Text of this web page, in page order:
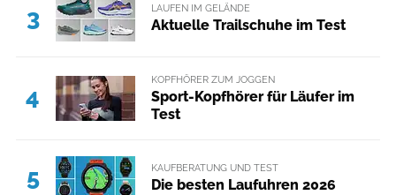
3 LAUFEN IM GELÄNDE
Aktuelle Trailschuhe im Test
4
KOPFHÖRER ZUM JOGGEN
Sport-Kopfhörer für Läufer im
Test
5 KAUFBERATUNG UND TEST
Die besten Laufuhren 2026